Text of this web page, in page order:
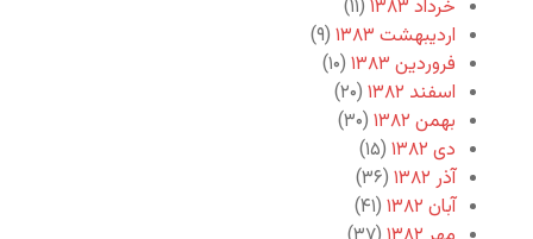
خرداد ۱۳۸۳
(۱۱)
اردیبهشت ۱۳۸۳
(۹)
فروردین ۱۳۸۳
(۱۰)
اسفند ۱۳۸۲
(۲۰)
بهمن ۱۳۸۲
(۳۰)
دی ۱۳۸۲
(۱۵)
آذر ۱۳۸۲
(۳۶)
آبان ۱۳۸۲
(۴۱)